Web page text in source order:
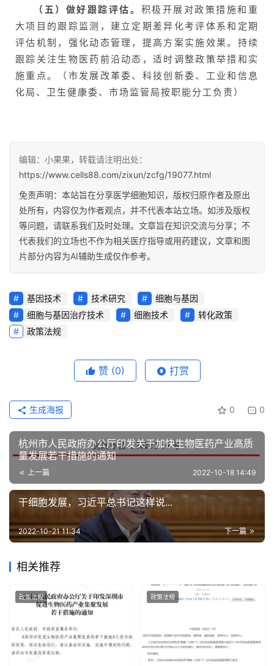
（五）做好跟踪评估。 积极开展对政策措施和重
大项目的跟踪监测，建立定期差异化考评体系和定期
评估机制，强化动态管理，提高方案实施效果。持续
跟踪关注生物医药前沿动态，适时调整政策举措和实
施重点。（市发展改革委、科技创新委、工业和信息
化局、卫生健康委、市场监管局按职能分工负责）
编辑：小果果，转载请注明出处：
https://www.cells88.com/zixun/zcfg/19077.html
免责声明：本站旨在分享医学细胞知识，版权归原作者及原出
处所有，内容仅为作者观点，并不代表本站立场。如涉及版权
等问题，请联系我们及时处理。文章旨在知识交流与分享；不
代表我们的立场也不作为相关医疗指导或用药建议，文章和图
片部分内容为AI辅助生成仅作参考。
基因技术 技术研究
细胞与基因
细胞与基因治疗技术
细胞技术
转化政策
政策法规
赞 (0) 打赏
0 0
生成海报
杭州市人民政府办公厅印发关于加快生物医药产业高质
量发展若干措施的通知
上一篇 2022-10-18 14:49
干细胞发展，习近平总书记这样说...
下一篇
2022-10-21 11:34
相关推荐
政策法规 政策法规